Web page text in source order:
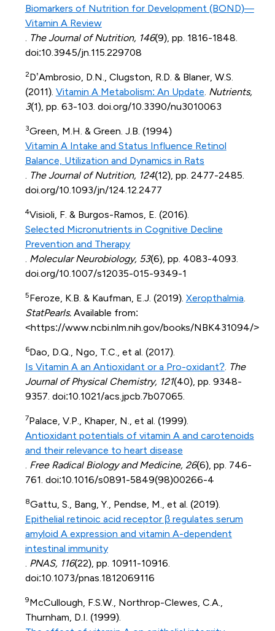
Biomarkers of Nutrition for Development (BOND)—
Vitamin A Review
The Journal of Nutrition, 146(9), pp. 1816-1848.
doi:10.3945/jn.115.229708
2D’Ambrosio, D.N., Clugston, R.D. & Blaner, W.S.
(2011). Vitamin A Metabolism: An Update Nutrients,
3(1), pp. 63-103. doi.org/10.3390/nu3010063
3Green, M.H. & Green. J.B. (1994)
Vitamin A Intake and Status Influence Retinol
Balance, Utilization and Dynamics in Rats
The Journal of Nutrition, 124(12), pp. 2477-2485.
doi.org/10.1093/jn/124.12.2477
4Visioli, F. & Burgos-Ramos, E. (2016).
Selected Micronutrients in Cognitive Decline
Prevention and Therapy
Molecular Neurobiology, 53(6), pp. 4083-4093.
doi.org/10.1007/s12035-015-9349-1
5Feroze, K.B. & Kaufman, E.J. (2019). Xeropthalmia
StatPearls. Available from:
<https://www.ncbi.nlm.nih.gov/books/NBK431094/>
6Dao, D.Q., Ngo, T.C., et al. (2017).
Is Vitamin A an Antioxidant or a Pro-oxidant?. The
Journal of Physical Chemistry, 121(40), pp. 9348-
9357. doi:10.1021/acs.jpcb.7b07065.
7Palace, V.P., Khaper, N., et al. (1999).
Antioxidant potentials of vitamin A and carotenoids
and their relevance to heart disease
Free Radical Biology and Medicine, 26(6), pp. 746-
761. doi:10.1016/s0891-5849(98)00266-4
8Gattu, S., Bang, Y., Pendse, M., et al. (2019).
Epithelial retinoic acid receptor β regulates serum
amyloid A expression and vitamin A-dependent
intestinal immunity
PNAS, 116(22), pp. 10911-10916.
doi:10.1073/pnas.1812069116
9McCullough, F.S.W., Northrop-Clewes, C.A.,
Thurnham, D.I. (1999).